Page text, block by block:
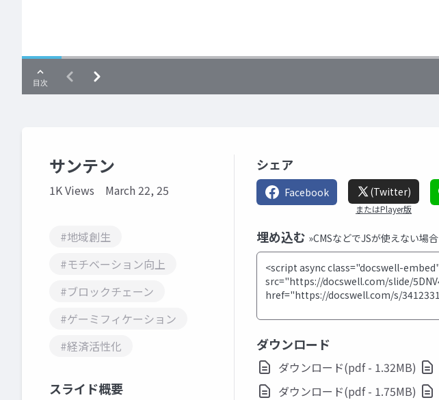
サンテン
1K Views March 22, 25
#地域創生
#モチベーション向上
#ブロックチェーン
#ゲーミフィケーション
#経済活性化
スライド概要
シェア
Facebook (Twitter)
またはPlayer版
埋め込む »CMSなどでJSが使えない場合
ダウンロード
ダウンロード(pdf - 1.32MB)
ダウンロード(pdf - 1.75MB)